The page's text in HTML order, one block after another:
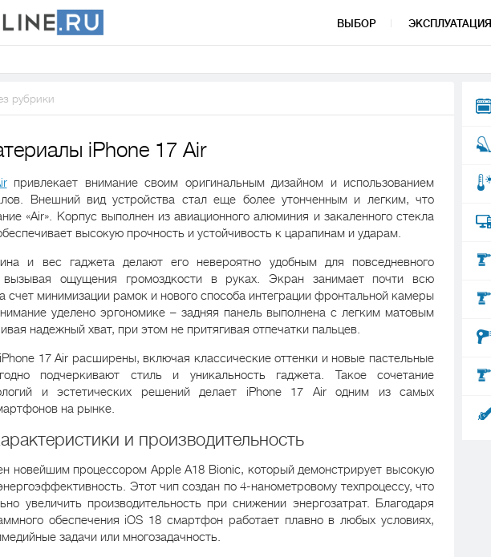
ВЫБОР ЭКСПЛУАТАЦИЯ
рубрики
iPhone 17 Air
привлекает внимание своим оригинальным дизайном и использованием
Внешний вид устройства стал еще более утонченным и легким, что
«Air». Корпус выполнен из авиационного алюминия и закаленного стекла
высокую прочность и устойчивость к царапинам и ударам.
и вес гаджета делают его невероятно удобным для повседневного
вызывая ощущения громоздкости в руках. Экран занимает почти всю
счет минимизации рамок и нового способа интеграции фронтальной камеры
уделено эргономике – задняя панель выполнена с легким матовым
надежный хват, при этом не притягивая отпечатки пальцев.
17 Air расширены, включая классические оттенки и новые пастельные
подчеркивают стиль и уникальность гаджета. Такое сочетание
и эстетических решений делает iPhone 17 Air одним из самых
на рынке.
и производительность
новейшим процессором Apple A18 Bionic, который демонстрирует высокую
Этот чип создан по 4-нанометровому техпроцессу, что
увеличить производительность при снижении энергозатрат. Благодаря
обеспечения iOS 18 смартфон работает плавно в любых условиях,
задачи или многозадачность.